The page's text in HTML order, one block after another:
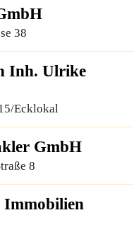
38
Inh. Ulrike
Ecklokal
GmbH
8
Immobilien